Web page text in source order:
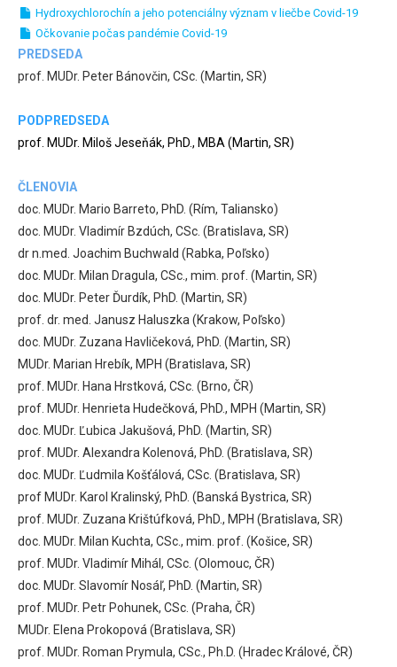
Hydroxychlorochín a jeho potenciálny význam v liečbe Covid-19
Očkovanie počas pandémie Covid-19
PREDSEDA
prof. MUDr. Peter Bánovčin, CSc. (Martin, SR)
PODPREDSEDA
prof. MUDr. Miloš Jeseňák, PhD., MBA (Martin, SR)
ČLENOVIA
doc. MUDr. Mario Barreto, PhD. (Rím, Taliansko)
doc. MUDr. Vladimír Bzdúch, CSc. (Bratislava, SR)
dr n.med. Joachim Buchwald (Rabka, Poľsko)
doc. MUDr. Milan Dragula, CSc., mim. prof. (Martin, SR)
doc. MUDr. Peter Ďurdík, PhD. (Martin, SR)
prof. dr. med. Janusz Haluszka (Krakow, Poľsko)
doc. MUDr. Zuzana Havličeková, PhD. (Martin, SR)
MUDr. Marian Hrebík, MPH (Bratislava, SR)
prof. MUDr. Hana Hrstková, CSc. (Brno, ČR)
prof. MUDr. Henrieta Hudečková, PhD., MPH (Martin, SR)
doc. MUDr. Ľubica Jakušová, PhD. (Martin, SR)
prof. MUDr. Alexandra Kolenová, PhD. (Bratislava, SR)
doc. MUDr. Ľudmila Košťálová, CSc. (Bratislava, SR)
prof MUDr. Karol Kralinský, PhD. (Banská Bystrica, SR)
prof. MUDr. Zuzana Krištúfková, PhD., MPH (Bratislava, SR)
doc. MUDr. Milan Kuchta, CSc., mim. prof. (Košice, SR)
prof. MUDr. Vladimír Mihál, CSc. (Olomouc, ČR)
doc. MUDr. Slavomír Nosáľ, PhD. (Martin, SR)
prof. MUDr. Petr Pohunek, CSc. (Praha, ČR)
MUDr. Elena Prokopová (Bratislava, SR)
prof. MUDr. Roman Prymula, CSc., Ph.D. (Hradec Králové, ČR)